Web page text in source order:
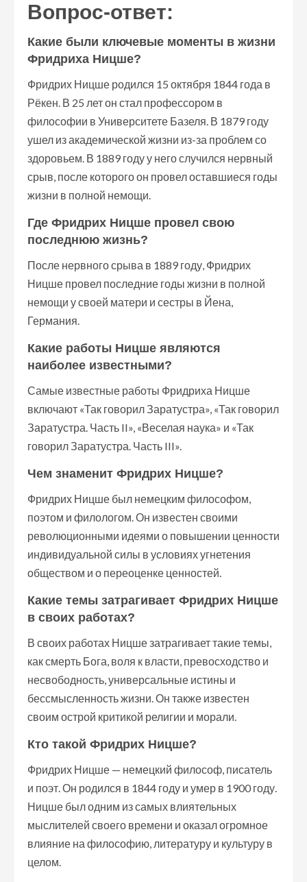
Вопрос-ответ:
Какие были ключевые моменты в жизни
Фридриха Ницше?
Фридрих Ницше родился 15 октября 1844 года в
Рёкен. В 25 лет он стал профессором в
философии в Университете Базеля. В 1879 году
ушел из академической жизни из-за проблем со
здоровьем. В 1889 году у него случился нервный
срыв, после которого он провел оставшиеся годы
жизни в полной немощи.
Где Фридрих Ницше провел свою
последнюю жизнь?
После нервного срыва в 1889 году, Фридрих
Ницше провел последние годы жизни в полной
немощи у своей матери и сестры в Йена,
Германия.
Какие работы Ницше являются
наиболее известными?
Самые известные работы Фридриха Ницше
включают «Так говорил Заратустра», «Так говорил
Заратустра. Часть II», «Веселая наука» и «Так
говорил Заратустра. Часть III».
Чем знаменит Фридрих Ницше?
Фридрих Ницше был немецким философом,
поэтом и филологом. Он известен своими
революционными идеями о повышении ценности
индивидуальной силы в условиях угнетения
обществом и о переоценке ценностей.
Какие темы затрагивает Фридрих Ницше
в своих работах?
В своих работах Ницше затрагивает такие темы,
как смерть Бога, воля к власти, превосходство и
несвободность, универсальные истины и
бессмысленность жизни. Он также известен
своим острой критикой религии и морали.
Кто такой Фридрих Ницше?
Фридрих Ницше — немецкий философ, писатель
и поэт. Он родился в 1844 году и умер в 1900 году.
Ницше был одним из самых влиятельных
мыслителей своего времени и оказал огромное
влияние на философию, литературу и культуру в
целом.